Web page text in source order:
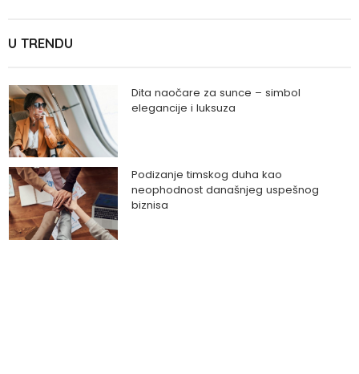
U TRENDU
Dita naočare za sunce – simbol
elegancije i luksuza
Podizanje timskog duha kao
neophodnost današnjeg uspešnog
biznisa